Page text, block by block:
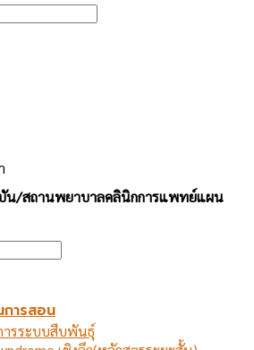
น/สถานพยาบาลคลินิกการแพทย์แผน
การสอน
ารระบบสืบพันธุ์